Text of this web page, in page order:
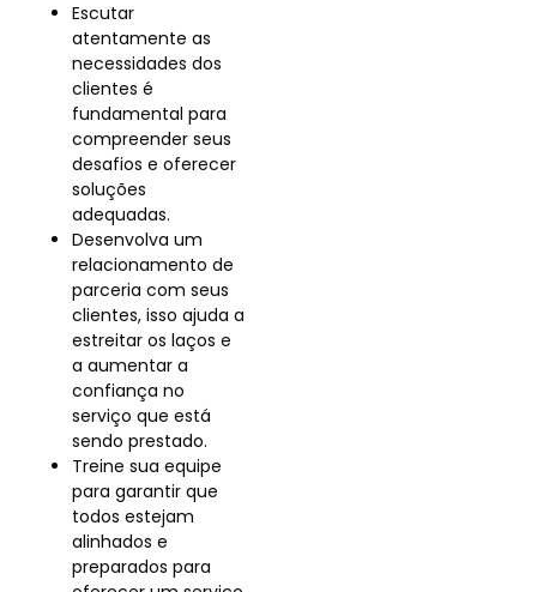
Escutar
atentamente as
necessidades dos
clientes é
fundamental para
compreender seus
desafios e oferecer
soluções
adequadas.
Desenvolva um
relacionamento de
parceria com seus
clientes, isso ajuda a
estreitar os laços e
a aumentar a
confiança no
serviço que está
sendo prestado.
Treine sua equipe
para garantir que
todos estejam
alinhados e
preparados para